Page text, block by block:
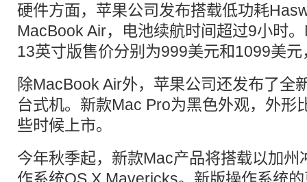
硬件方面，苹果公司发布搭载低功耗
MacBook Air，电池续航时间超过9小时
13英寸版售价分别为999美元和1099美
除MacBook Air外，苹果公司还发布了全
台式机。新款Mac Pro为黑色外观，外形
些时候上市。
今年秋季起，新款Mac产品将搭载以加州